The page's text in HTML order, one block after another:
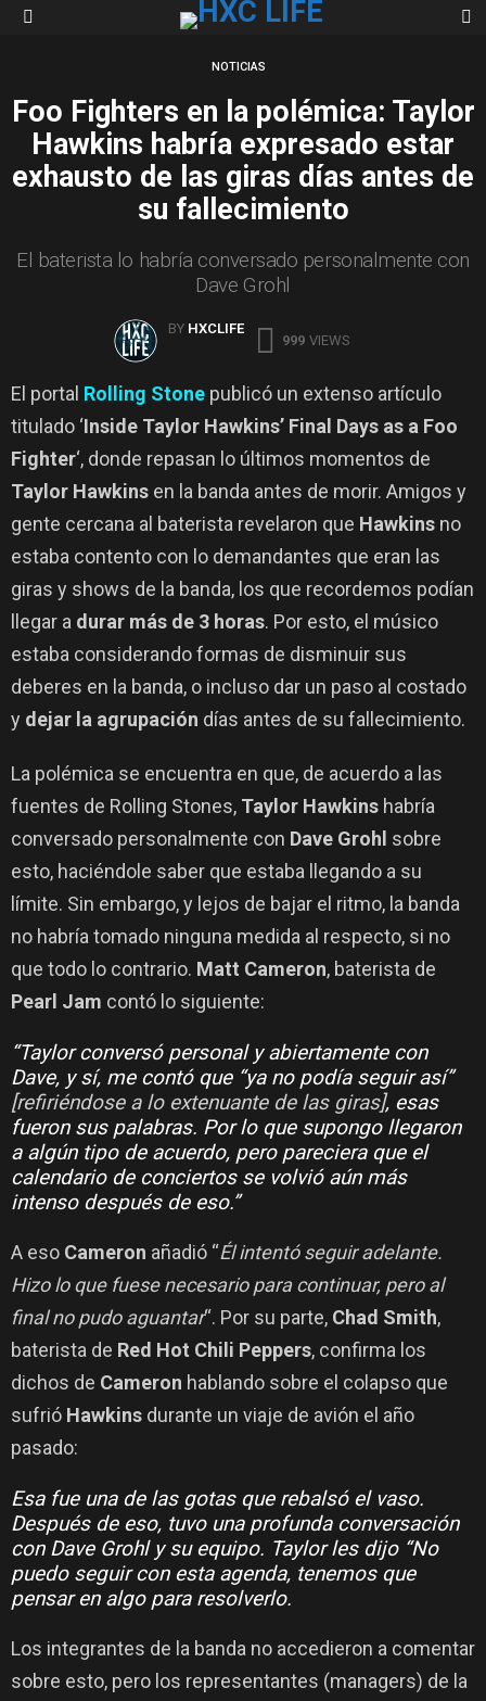
NOTICIAS
Foo Fighters en la polémica: Taylor
Hawkins habría expresado estar
exhausto de las giras días antes de
su fallecimiento
El baterista lo habría conversado personalmente con
Dave Grohl
BY HXCLIFE
999 VIEWS
El portal Rolling Stone publicó un extenso artículo
titulado ‘Inside Taylor Hawkins’ Final Days as a Foo
Fighter‘, donde repasan lo últimos momentos de
Taylor Hawkins en la banda antes de morir. Amigos y
gente cercana al baterista revelaron que Hawkins no
estaba contento con lo demandantes que eran las
giras y shows de la banda, los que recordemos podían
llegar a durar más de 3 horas. Por esto, el músico
estaba considerando formas de disminuir sus
deberes en la banda, o incluso dar un paso al costado
y dejar la agrupación días antes de su fallecimiento.
La polémica se encuentra en que, de acuerdo a las
fuentes de Rolling Stones, Taylor Hawkins habría
conversado personalmente con Dave Grohl sobre
esto, haciéndole saber que estaba llegando a su
límite. Sin embargo, y lejos de bajar el ritmo, la banda
no habría tomado ninguna medida al respecto, si no
que todo lo contrario. Matt Cameron, baterista de
Pearl Jam contó lo siguiente:
“Taylor conversó personal y abiertamente con
Dave, y sí, me contó que “ya no podía seguir así”
[refiriéndose a lo extenuante de las giras], esas
fueron sus palabras. Por lo que supongo llegaron
a algún tipo de acuerdo, pero pareciera que el
calendario de conciertos se volvió aún más
intenso después de eso.”
A eso Cameron añadió “Él intentó seguir adelante.
Hizo lo que fuese necesario para continuar, pero al
final no pudo aguantar“. Por su parte, Chad Smith,
baterista de Red Hot Chili Peppers, confirma los
dichos de Cameron hablando sobre el colapso que
sufrió Hawkins durante un viaje de avión el año
pasado:
Esa fue una de las gotas que rebalsó el vaso.
Después de eso, tuvo una profunda conversación
con Dave Grohl y su equipo. Taylor les dijo “No
puedo seguir con esta agenda, tenemos que
pensar en algo para resolverlo.
Los integrantes de la banda no accedieron a comentar
sobre esto, pero los representantes (managers) de la